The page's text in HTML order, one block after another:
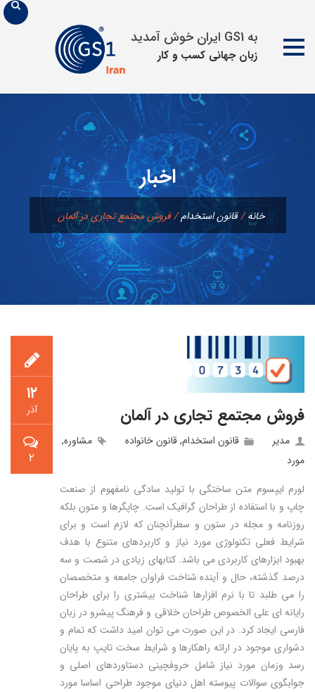
به GS1 ایران خوش آمدید
زبان جهانی كسب و كار
محتوا
اخبار
خانه/قانون استخدام/فروش مجتمع تجاری در آلمان
۱۲
آذر
۲
فروش مجتمع تجاری در آلمان
مدیر قانون استخدام,قانون خانواده مشاوره,
مورد
لورم ایپسوم متن ساختگی با تولید سادگی نامفهوم از صنعت
چاپ و با استفاده از طراحان گرافیک است. چاپگرها و متون بلکه
روزنامه و مجله در ستون و سطرآنچنان که لازم است و برای
شرایط فعلی تکنولوژی مورد نیاز و کاربردهای متنوع با هدف
بهبود ابزارهای کاربردی می باشد. کتابهای زیادی در شصت و سه
درصد گذشته، حال و آینده شناخت فراوان جامعه و متخصصان
را می طلبد تا با نرم افزارها شناخت بیشتری را برای طراحان
رایانه ای علی الخصوص طراحان خلاقی و فرهنگ پیشرو در زبان
فارسی ایجاد کرد. در این صورت می توان امید داشت که تمام و
دشواری موجود در ارائه راهکارها و شرایط سخت تایپ به پایان
رسد وزمان مورد نیاز شامل حروفچینی دستاوردهای اصلی و
جوابگوی سوالات پیوسته اهل دنیای موجود طراحی اساسا مورد